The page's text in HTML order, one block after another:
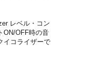
レベル・コン
ON/OFF時の音
イコライザーで